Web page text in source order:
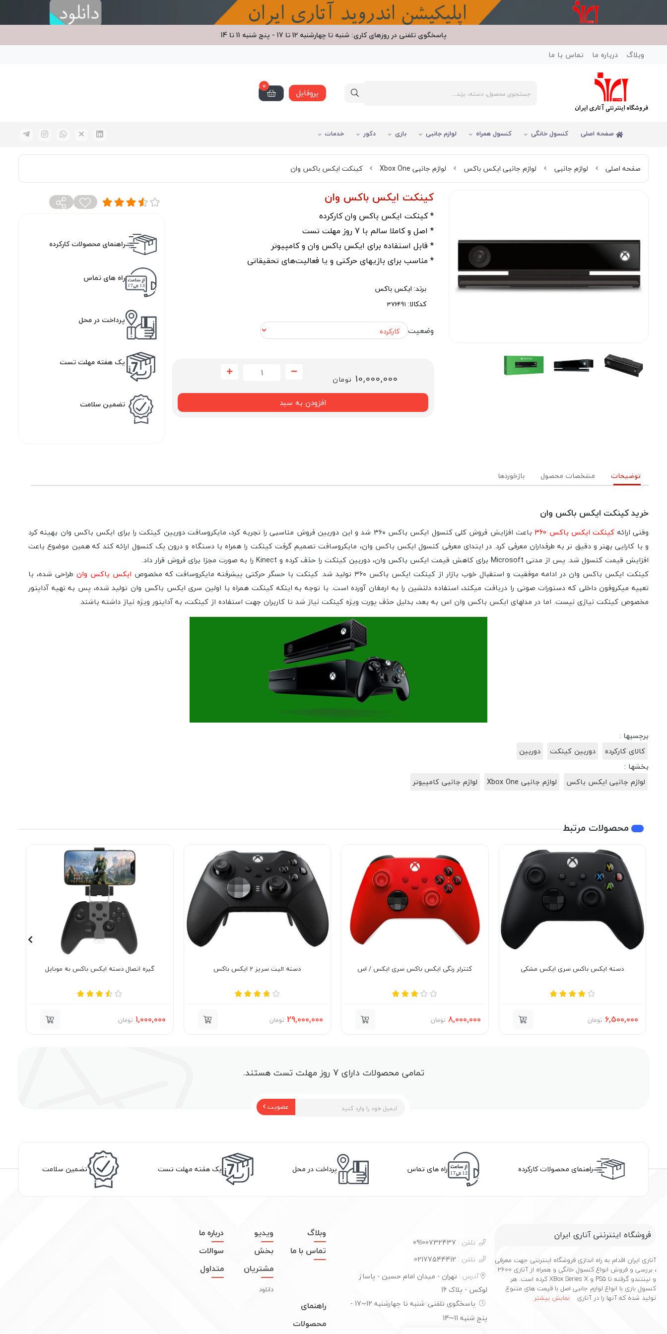
پاسخگوی تلفنی در روزهای کاری: شنبه تا چهارشنبه 12 تا 17 - پنج شنبه 11 تا 14
وبلاگ
درباره ما تماس با ما
پروفایل
0
صفحه اصلی کنسول خانگی کنسول همراه لوازم جانبی بازی دکور خدمات
صفحه اصلی لوازم جانبی لوازم جانبی ایکس باکس لوازم جانبی Xbox One کینکت ایکس باکس وان
کینکت ایکس باکس وان
* کینکت ایکس باکس وان کارکرده
* اصل و کاملا سالم با 7 روز مهلت تست
* قابل استفاده برای ایکس باکس وان و کامپیوتر
* مناسب برای بازیهای حرکتی و یا فعالیت‌های تحقیقاتی
برند: ایکس باکس
کدکالا:
وضعیت
10,000,000 تومان
افزودن به سبد
راهنمای محصولات کارکرده
راه های تماس
پرداخت در محل
یک هفته مهلت تست
تضمین سلامت
توضیحات مشخصات محصول بازخوردها
خرید کینکت ایکس باکس وان
وقتی ارائه کینکت ایکس باکس 360
باعث افزایش فروش کلی کنسول ایکس باکس ۳۶۰ شد و این دوربین فروش مناسبی را تجربه کرد، مایکروسافت دوربین کینکت را برای ایکس باکس وان بهینه کرد
و با کارایی بهتر و دقیق تر به طرفداران معرفی کرد. در ابتدای معرفی کنسول ایکس باکس وان، مایکروسافت تصمیم گرفت کینکت را همراه با دستگاه و درون پک کنسول ارائه کند که همین موضوع باعث
افزایش قیمت کنسول شد. پس از مدتی Microsoft برای کاهش قیمت ایکس باکس وان، دوربین کینکت را حذف کرده و Kinect را به صورت مجزا برای فروش قرار داد.
کینکت ایکس باکس وان در ادامه موفقیت و استقبال خوب بازار از کینکت ایکس باکس ۳۶۰ تولید شد. کینکت با حسگر حرکتی پیشرفته مایکروسافت که مخصوص
ایکس باکس وان طراحی شده، با
تعبیه میکروفون داخلی که دستورات صوتی را دریافت میکند، استفاده دلنشین را به ارمغان آورده است. با توجه به اینکه کینکت همراه با اولین سری ایکس باکس وان تولید شده، پس به تهیه آداپتور
مخصوص کینکت نیازی نیست. اما در مدلهای ایکس باکس وان اس به بعد، بدلیل حذف پورت ویژه کینکت نیاز شد تا کاربران جهت استفاده از کینکت، به آداپتور ویژه نیاز داشته باشند.
برچسبها :
کالای کارکرده
دوربین کینکت
دوربین
بخشها :
لوازم جانبی ایکس باکس
لوازم جانبی Xbox One لوازم جانبی کامپیوتر
محصولات مرتبط
دسته ایکس باکس سری ایکس مشکی
6,500,000 تومان
کنترلر رنگی ایکس باکس سری ایکس / اس
8,000,000 تومان
دسته الیت سریز 2 ایکس باکس
29,000,000 تومان
گیره اتصال دسته ایکس باکس به موبایل
1,000,000 تومان
تمامی محصولات دارای 7 روز مهلت تست هستند.
عضویت
راهنمای محصولات کارکرده راه های تماس پرداخت در محل یک هفته مهلت تست تضمین سلامت
فروشگاه اینترنتی آتاری ایران
آتاری ایران اقدام به راه اندازی فروشگاه اینترنتی جهت معرفی
، بررسی و فروش انواع کنسول خانگی و همراه از آتاری 2600
و نینتندو گرفته تا PS5 و XBox Series X کرده است. هر
کنسول بازی با انواع لوازم جانبی اصل با قیمت های متنوع
تولید شده که آنها را در آتاری
نمایش بیشتر
تلفن :
تلفن :
آدرس : تهران - میدان امام حسین - پاساژ
لوکس - پلاک 16
پاسخگوی تلفنی: شنبه تا چهارشنبه 12~17 -
پنج شنبه 11~14
وبلاگ ویدیو
درباره ما
تماس با ما
بخش
مشتریان
دانلود
سوالات
متداول
راهنمای
محصولات